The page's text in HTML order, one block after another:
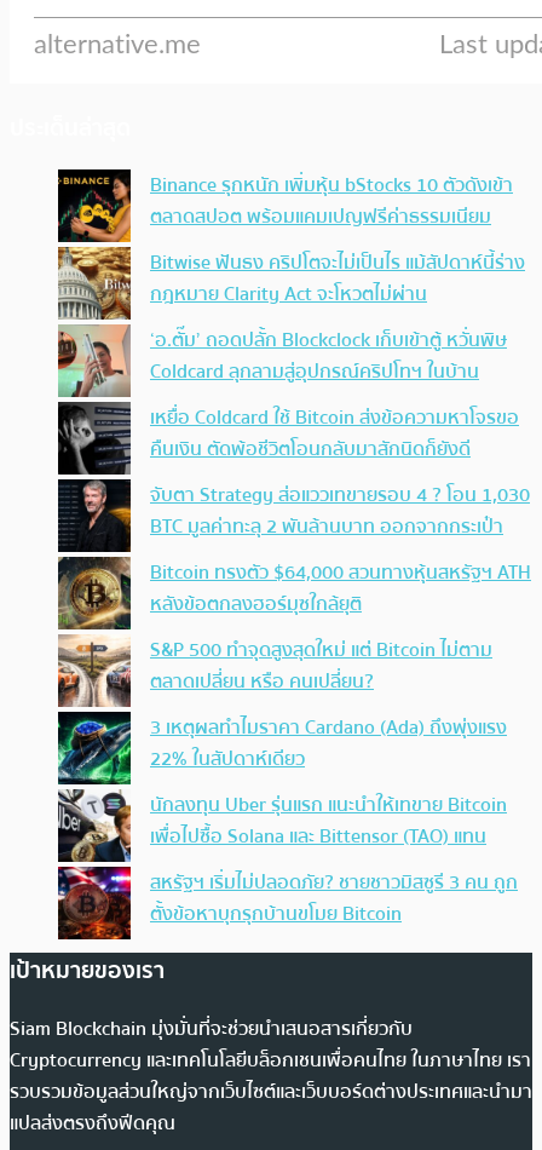
Binance รุกหนัก เพิ่มหุ้น bStocks 10 ตัวดังเข้า
ตลาดสปอต พร้อมแคมเปญฟรีค่าธรรมเนียม
Bitwise ฟันธง คริปโตจะไม่เป็นไร แม้สัปดาห์นี้ร่าง
กฎหมาย Clarity Act จะโหวตไม่ผ่าน
‘อ.ตั๊ม’ ถอดปลั้ก Blockclock เก็บเข้าตู้ หวั่นพิษ
Coldcard ลุกลามสู่อุปกรณ์คริปโทฯ ในบ้าน
เหยื่อ Coldcard ใช้ Bitcoin ส่งข้อความหาโจรขอ
คืนเงิน ตัดพ้อชีวิตโอนกลับมาสักนิดก็ยังดี
จับตา Strategy ส่อแววเทขายรอบ 4 ? โอน 1,030
BTC มูลค่าทะลุ 2 พันล้านบาท ออกจากกระเป๋า
Bitcoin ทรงตัว $64,000 สวนทางหุ้นสหรัฐฯ ATH
หลังข้อตกลงฮอร์มุซใกล้ยุติ
S&P 500 ทำจุดสูงสุดใหม่ แต่ Bitcoin ไม่ตาม
ตลาดเปลี่ยน หรือ คนเปลี่ยน?
3 เหตุผลทำไมราคา Cardano (Ada) ถึงพุ่งแรง
22% ในสัปดาห์เดียว
นักลงทุน Uber รุ่นแรก แนะนำให้เทขาย Bitcoin
เพื่อไปซื้อ Solana และ Bittensor (TAO) แทน
สหรัฐฯ เริ่มไม่ปลอดภัย? ชายชาวมิสซูรี 3 คน ถูก
ตั้งข้อหาบุกรุกบ้านขโมย Bitcoin
เป้าหมายของเรา
Siam Blockchain มุ่งมั่นที่จะช่วยนำเสนอสารเกี่ยวกับ
Cryptocurrency และเทคโนโลยีบล็อกเชนเพื่อคนไทย ในภาษาไทย เรา
รวบรวมข้อมูลส่วนใหญ่จากเว็บไซต์และเว็บบอร์ดต่างประเทศและนำมา
แปลส่งตรงถึงฟีดคุณ